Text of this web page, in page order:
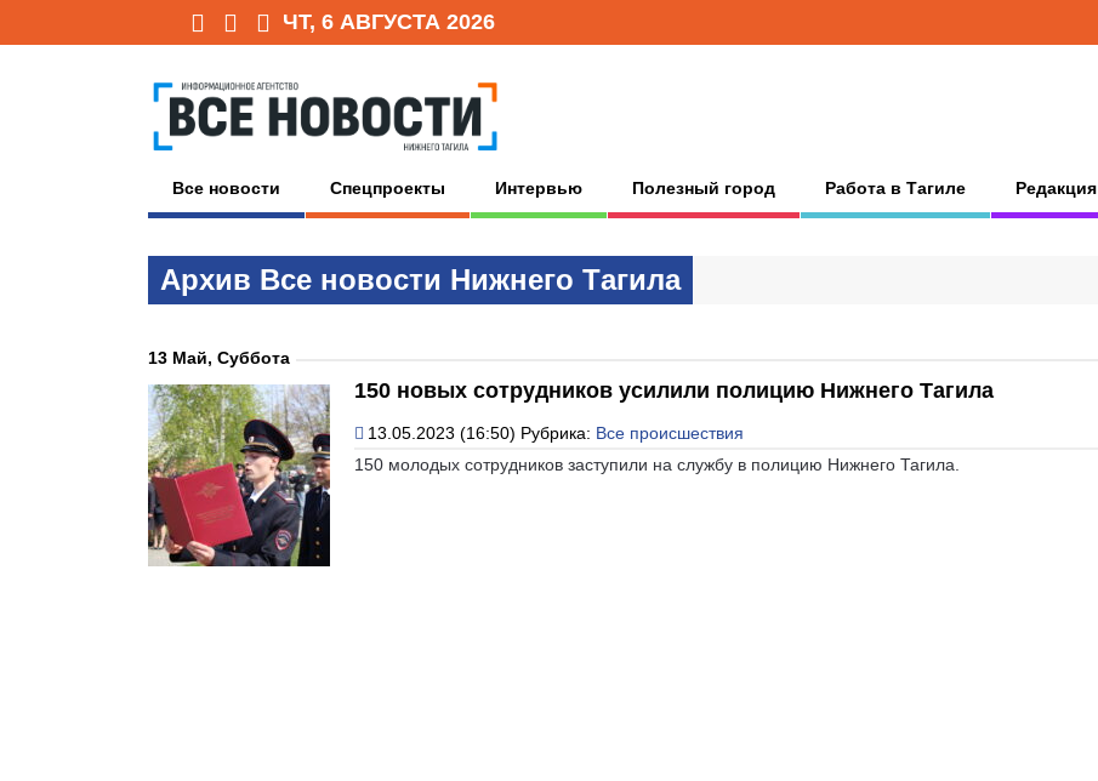
ЧТ, 6 АВГУСТА 2026
Все новости Спецпроекты Интервью Полезный город Работа в Тагиле Редакция
Архив Всe нoвoсти Нижнегo Тaгилa
13 Май, Суббота
150 новых сотрудников усилили полицию Нижнего Тагила
13.05.2023 (16:50) Рубрика: Все происшествия
150 молодых сотрудников заступили на службу в полицию Нижнего Тагила.